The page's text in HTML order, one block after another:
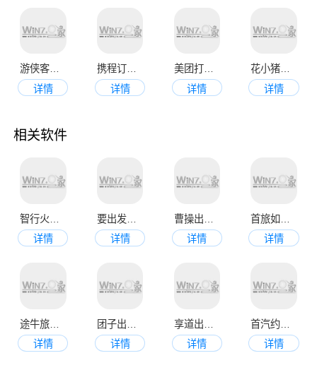
游侠客旅行app
详情
携程订票网官网手机版
详情
美团打车app
详情
花小猪打车app
详情
相关软件
详情
要出发周边游app
详情
详情
详情
途牛旅游手机版app
详情
详情
详情
详情